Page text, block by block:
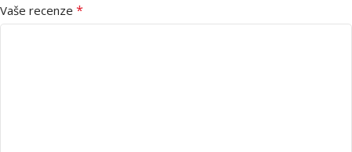
Vaše recenze *